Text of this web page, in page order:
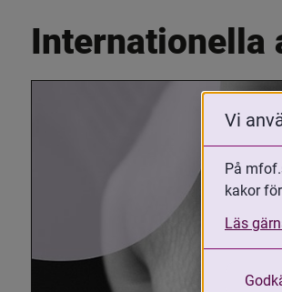
Internationella
Vi
På
kakor
Läs